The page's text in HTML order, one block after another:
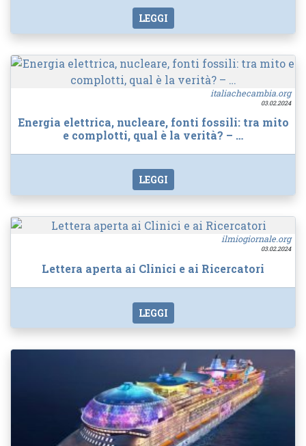
LEGGI
italiachecambia.org
03.02.2024
Energia elettrica, nucleare, fonti fossili: tra mito
e complotti, qual è la verità? – …
LEGGI
ilmiogiornale.org
03.02.2024
Lettera aperta ai Clinici e ai Ricercatori
LEGGI